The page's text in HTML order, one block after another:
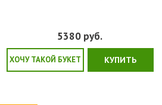
5380 руб.
ХОЧУ ТАКОЙ БУКЕТ КУПИТЬ